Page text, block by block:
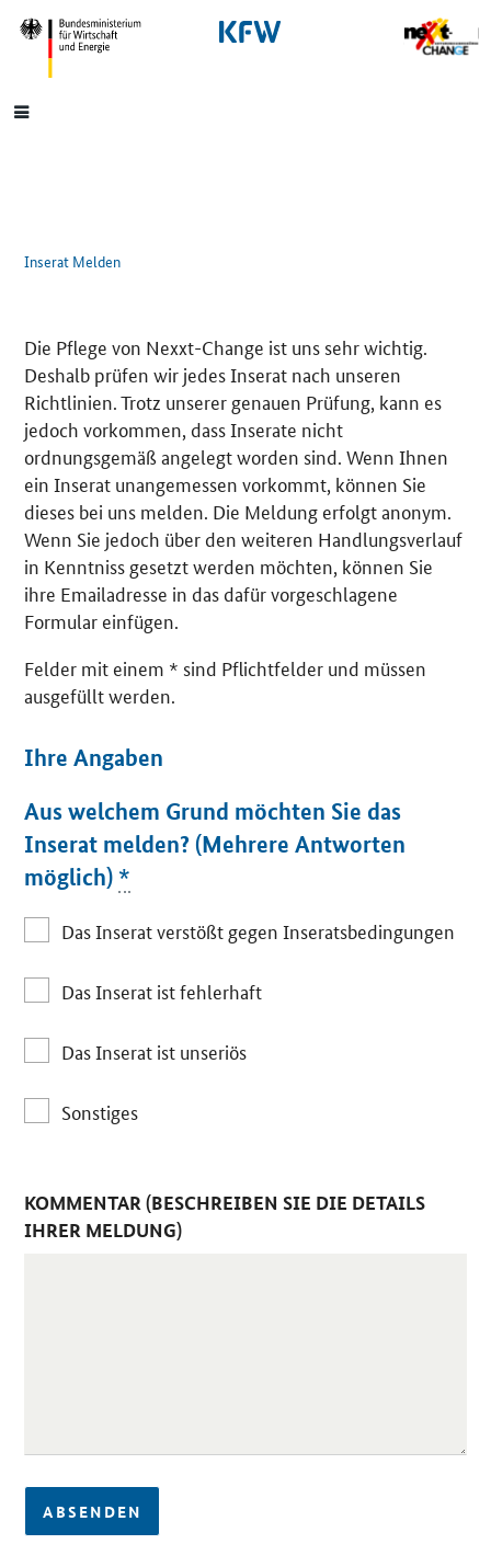
SrOnlyNavigation
Hauptmenü
Inserat Melden
Die Pflege von Nexxt-Change ist uns sehr wichtig.
Deshalb prüfen wir jedes Inserat nach unseren
Richtlinien. Trotz unserer genauen Prüfung, kann es
jedoch vorkommen, dass Inserate nicht
ordnungsgemäß angelegt worden sind. Wenn Ihnen
ein Inserat unangemessen vorkommt, können Sie
dieses bei uns melden. Die Meldung erfolgt anonym.
Wenn Sie jedoch über den weiteren Handlungsverlauf
in Kenntniss gesetzt werden möchten, können Sie
ihre Emailadresse in das dafür vorgeschlagene
Formular einfügen.
Felder mit einem * sind Pflichtfelder und müssen
ausgefüllt werden.
Ihre Angaben
Aus welchem Grund möchten Sie das
Inserat melden? (Mehrere Antworten
möglich) *
Das Inserat verstößt gegen Inseratsbedingungen
Das Inserat ist fehlerhaft
Das Inserat ist unseriös
Sonstiges
KOMMENTAR (BESCHREIBEN SIE DIE DETAILS
IHRER MELDUNG)
ABSENDEN